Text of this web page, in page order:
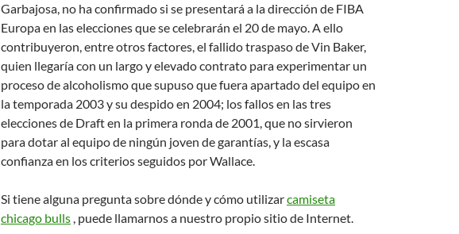
Garbajosa, no ha confirmado si se presentará a la dirección de FIBA
Europa en las elecciones que se celebrarán el 20 de mayo. A ello
contribuyeron, entre otros factores, el fallido traspaso de Vin Baker,
quien llegaría con un largo y elevado contrato para experimentar un
proceso de alcoholismo que supuso que fuera apartado del equipo en
la temporada 2003 y su despido en 2004; los fallos en las tres
elecciones de Draft en la primera ronda de 2001, que no sirvieron
para dotar al equipo de ningún joven de garantías, y la escasa
confianza en los criterios seguidos por Wallace.
Si tiene alguna pregunta sobre dónde y cómo utilizarcamiseta
chicago bulls , puede llamarnos a nuestro propio sitio de Internet.